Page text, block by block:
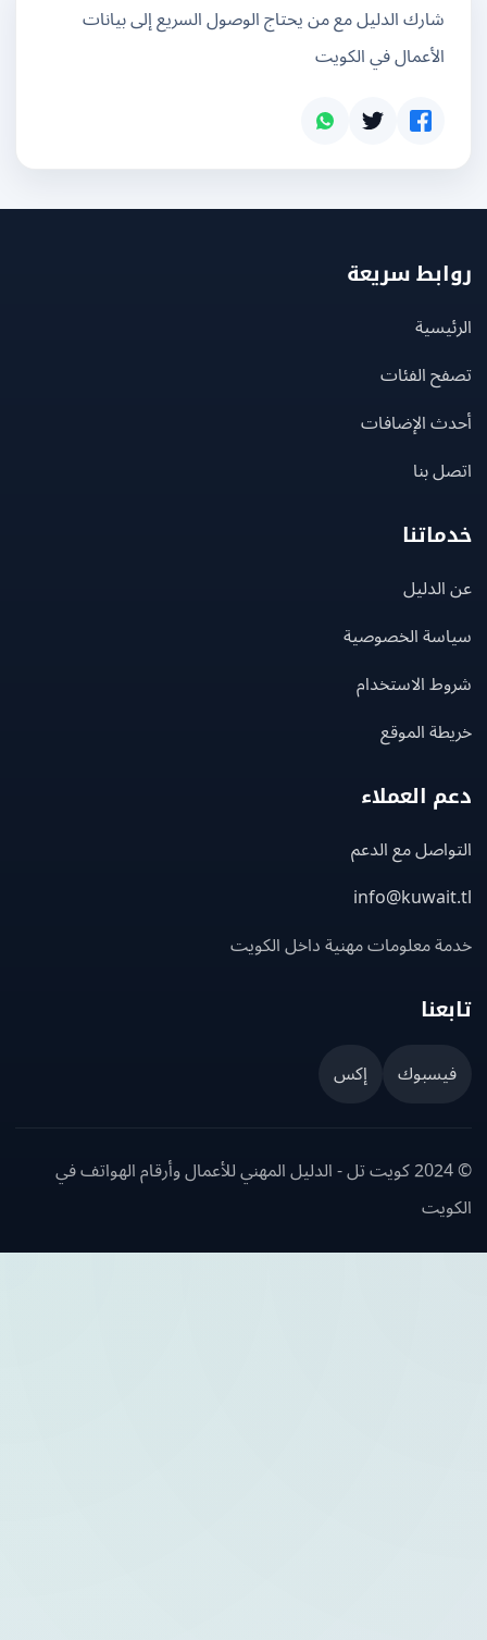
شارك الدليل مع من يحتاج الوصول السريع إلى بيانات
الأعمال في الكويت
سريعة
الفئات
الإضافات
بنا
الخصوصية
الاستخدام
الموقع
العملاء
مع الدعم
معلومات مهنية داخل الكويت
إكس
© 2024 كويت تل - الدليل المهني للأعمال وأرقام الهواتف في